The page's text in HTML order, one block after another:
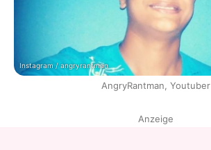
Instagram / angryrantman
AngryRantman, Youtuber
Anzeige